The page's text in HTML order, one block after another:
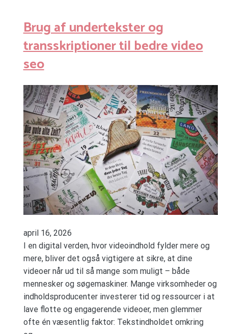
Brug af undertekster og
transskriptioner til bedre video
seo
april 16, 2026
I en digital verden, hvor videoindhold fylder mere og
mere, bliver det også vigtigere at sikre, at dine
videoer når ud til så mange som muligt – både
mennesker og søgemaskiner. Mange virksomheder og
indholdsproducenter investerer tid og ressourcer i at
lave flotte og engagerende videoer, men glemmer
ofte én væsentlig faktor: Tekstindholdet omkring